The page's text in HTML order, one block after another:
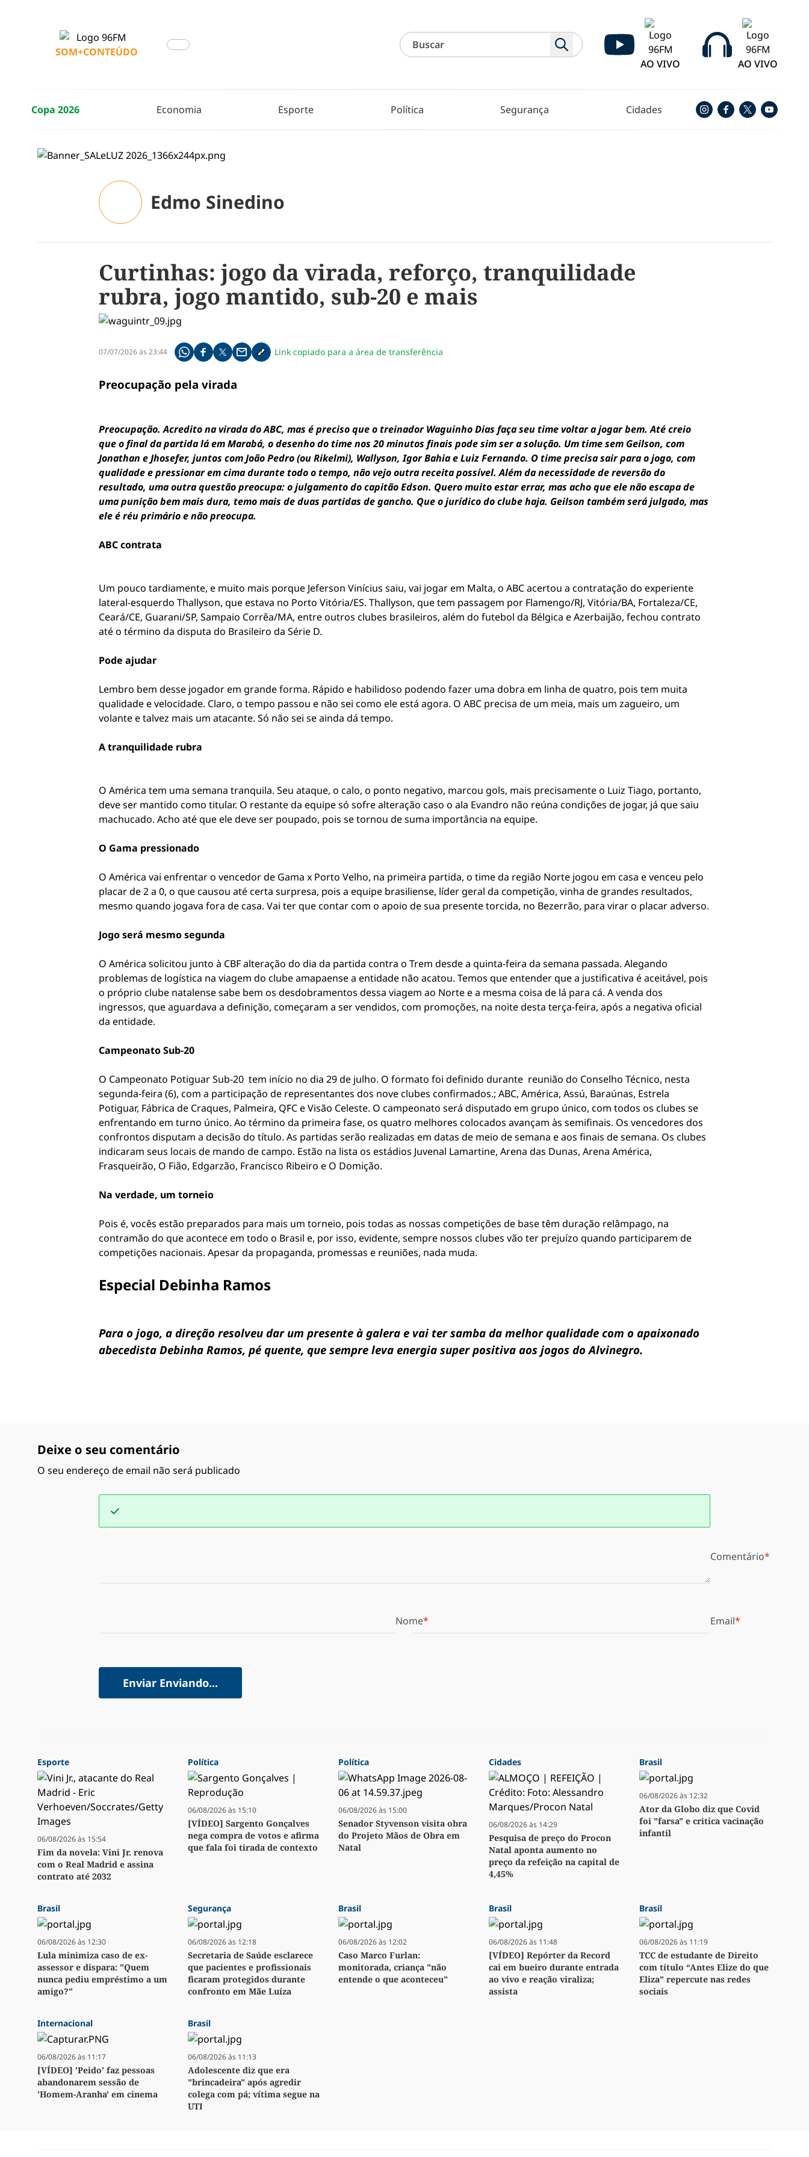
SOM+CONTEÚDO
AO VIVO
AO VIVO
Copa 2026 Economia Esporte Política Segurança Cidades
Edmo Sinedino
Curtinhas: jogo da virada, reforço, tranquilidade
rubra, jogo mantido, sub-20 e mais
07/07/2026 às 23:44 Compartilhe pelo whatsapp
Compartilhar no facebook
Compartilhar no twitter
Compartilhe pelo email
Copiar link da notícia
Link copiado para a área de transferência
Preocupação pela virada
Preocupação. Acredito na virada do ABC, mas é preciso que o treinador Waguinho Dias faça seu time voltar a jogar bem. Até creio
que o final da partida lá em Marabá, o desenho do time nos 20 minutos finais pode sim ser a solução. Um time sem Geilson, com
Jonathan e Jhosefer, juntos com João Pedro (ou Rikelmi), Wallyson, Igor Bahia e Luiz Fernando. O time precisa sair para o jogo, com
qualidade e pressionar em cima durante todo o tempo, não vejo outra receita possível. Além da necessidade de reversão do
resultado, uma outra questão preocupa: o julgamento do capitão Edson. Quero muito estar errar, mas acho que ele não escapa de
uma punição bem mais dura, temo mais de duas partidas de gancho. Que o jurídico do clube haja. Geilson também será julgado, mas
ele é réu primário e não preocupa.
ABC contrata
Um pouco tardiamente, e muito mais porque Jeferson Vinícius saiu, vai jogar em Malta, o ABC acertou a contratação do experiente
lateral-esquerdo Thallyson, que estava no Porto Vitória/ES. Thallyson, que tem passagem por Flamengo/RJ, Vitória/BA, Fortaleza/CE,
Ceará/CE, Guarani/SP, Sampaio Corrêa/MA, entre outros clubes brasileiros, além do futebol da Bélgica e Azerbaijão, fechou contrato
até o término da disputa do Brasileiro da Série D.
Pode ajudar
Lembro bem desse jogador em grande forma. Rápido e habilidoso podendo fazer uma dobra em linha de quatro, pois tem muita
qualidade e velocidade. Claro, o tempo passou e não sei como ele está agora. O ABC precisa de um meia, mais um zagueiro, um
volante e talvez mais um atacante. Só não sei se ainda dá tempo.
A tranquilidade rubra
O América tem uma semana tranquila. Seu ataque, o calo, o ponto negativo, marcou gols, mais precisamente o Luiz Tiago, portanto,
deve ser mantido como titular. O restante da equipe só sofre alteração caso o ala Evandro não reúna condições de jogar, já que saiu
machucado. Acho até que ele deve ser poupado, pois se tornou de suma importância na equipe.
O Gama pressionado
O América vai enfrentar o vencedor de Gama x Porto Velho, na primeira partida, o time da região Norte jogou em casa e venceu pelo
placar de 2 a 0, o que causou até certa surpresa, pois a equipe brasiliense, líder geral da competição, vinha de grandes resultados,
mesmo quando jogava fora de casa. Vai ter que contar com o apoio de sua presente torcida, no Bezerrão, para virar o placar adverso.
Jogo será mesmo segunda
O América solicitou junto à CBF alteração do dia da partida contra o Trem desde a quinta-feira da semana passada. Alegando
problemas de logística na viagem do clube amapaense a entidade não acatou. Temos que entender que a justificativa é aceitável, pois
o próprio clube natalense sabe bem os desdobramentos dessa viagem ao Norte e a mesma coisa de lá para cá. A venda dos
ingressos, que aguardava a definição, começaram a ser vendidos, com promoções, na noite desta terça-feira, após a negativa oficial
da entidade.
Campeonato Sub-20
O Campeonato Potiguar Sub-20 tem início no dia 29 de julho. O formato foi definido durante reunião do Conselho Técnico, nesta
segunda-feira (6), com a participação de representantes dos nove clubes confirmados.; ABC, América, Assú, Baraúnas, Estrela
Potiguar, Fábrica de Craques, Palmeira, QFC e Visão Celeste. O campeonato será disputado em grupo único, com todos os clubes se
enfrentando em turno único. Ao término da primeira fase, os quatro melhores colocados avançam às semifinais. Os vencedores dos
confrontos disputam a decisão do título. As partidas serão realizadas em datas de meio de semana e aos finais de semana. Os clubes
indicaram seus locais de mando de campo. Estão na lista os estádios Juvenal Lamartine, Arena das Dunas, Arena América,
Frasqueirão, O Fião, Edgarzão, Francisco Ribeiro e O Domição.
Na verdade, um torneio
Pois é, vocês estão preparados para mais um torneio, pois todas as nossas competições de base têm duração relâmpago, na
contramão do que acontece em todo o Brasil e, por isso, evidente, sempre nossos clubes vão ter prejuízo quando participarem de
competições nacionais. Apesar da propaganda, promessas e reuniões, nada muda.
Especial Debinha Ramos
Para o jogo, a direção resolveu dar um presente à galera e vai ter samba da melhor qualidade com o apaixonado
abecedista Debinha Ramos, pé quente, que sempre leva energia super positiva aos jogos do Alvinegro.
Deixe o seu comentário
O seu endereço de email não será publicado
Comentário
Nome Email
Enviar Enviando...
Esporte
06/08/2026 às 15:54
Fim da novela: Vini Jr. renova
com o Real Madrid e assina
contrato até 2032
Política
06/08/2026 às 15:10
[VÍDEO] Sargento Gonçalves
nega compra de votos e afirma
que fala foi tirada de contexto
Política
06/08/2026 às 15:00
Senador Styvenson visita obra
do Projeto Mãos de Obra em
Natal
Cidades
06/08/2026 às 14:29
Pesquisa de preço do Procon
Natal aponta aumento no
preço da refeição na capital de
4,45%
Brasil
06/08/2026 às 12:32
Ator da Globo diz que Covid
foi "farsa" e critica vacinação
infantil
Brasil
06/08/2026 às 12:30
Lula minimiza caso de ex-
assessor e dispara: "Quem
nunca pediu empréstimo a um
amigo?"
Segurança
06/08/2026 às 12:18
Secretaria de Saúde esclarece
que pacientes e profissionais
ficaram protegidos durante
confronto em Mãe Luíza
Brasil
06/08/2026 às 12:02
Caso Marco Furlan:
monitorada, criança "não
entende o que aconteceu"
Brasil
06/08/2026 às 11:48
[VÍDEO] Repórter da Record
cai em bueiro durante entrada
ao vivo e reação viraliza;
assista
Brasil
06/08/2026 às 11:19
TCC de estudante de Direito
com título “Antes Elize do que
Eliza” repercute nas redes
sociais
Internacional
06/08/2026 às 11:17
[VÍDEO] 'Peido' faz pessoas
abandonarem sessão de
'Homem-Aranha' em cinema
Brasil
06/08/2026 às 11:13
Adolescente diz que era
"brincadeira" após agredir
colega com pá; vítima segue na
UTI